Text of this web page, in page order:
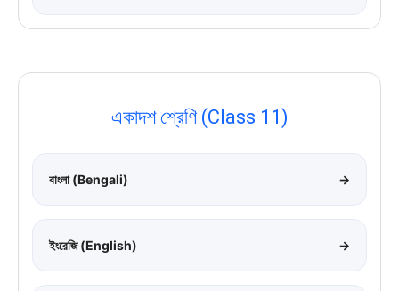
একাদশ শ্রেণি (Class 11)
বাংলা (Bengali) →
ইংরেজি (English) →